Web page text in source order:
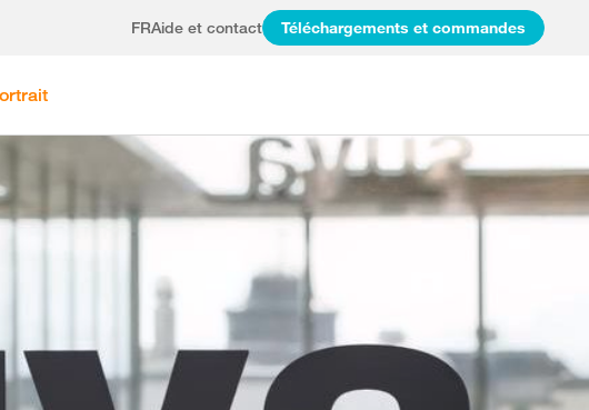
FRAide et contact Téléchargements et commandes